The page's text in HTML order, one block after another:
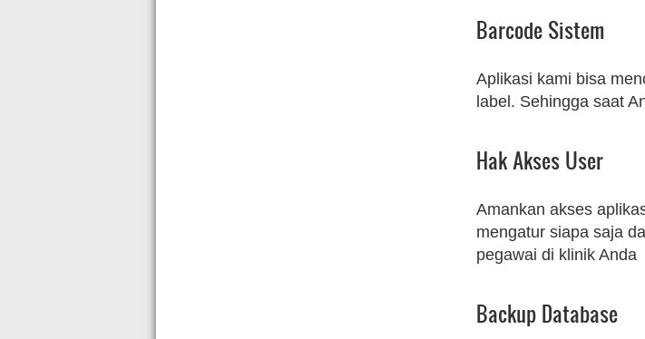
Barcode Sistem
Aplikasi kami bisa
label. Sehingga saat
Hak Akses User
Amankan akses
mengatur siapa saja
pegawai di klinik Anda
Backup Database